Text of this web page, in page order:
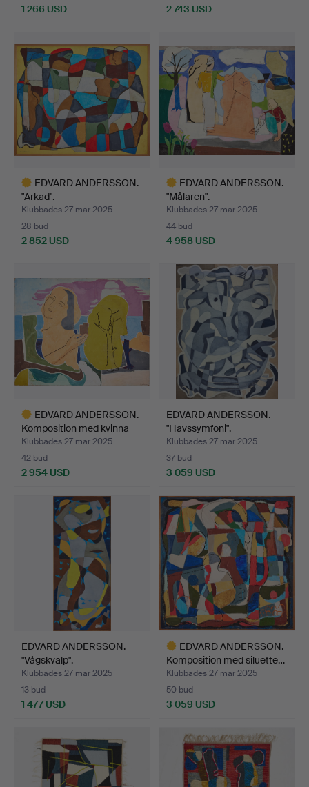
1 266 USD
föremål
2 743 USD
föremål
EDVARD ANDERSSON.
"Arkad".
Klubbades 27 mar 2025
28 bud
2 852 USD
EDVARD ANDERSSON.
"Målaren".
Klubbades 27 mar 2025
44 bud
4 958 USD
föremål
EDVARD ANDERSSON.
Komposition med kvinna
o…
Klubbades 27 mar 2025
42 bud
2 954 USD
EDVARD ANDERSSON.
"Havssymfoni".
Klubbades 27 mar 2025
37 bud
3 059 USD
EDVARD ANDERSSON.
"Vågskvalp".
Klubbades 27 mar 2025
13 bud
1 477 USD
EDVARD ANDERSSON.
Komposition med siluette…
Klubbades 27 mar 2025
50 bud
3 059 USD
föremål